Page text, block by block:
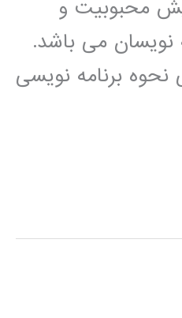
محبوبیت و
نویسان می باشد.
نحوه برنامه نویسی